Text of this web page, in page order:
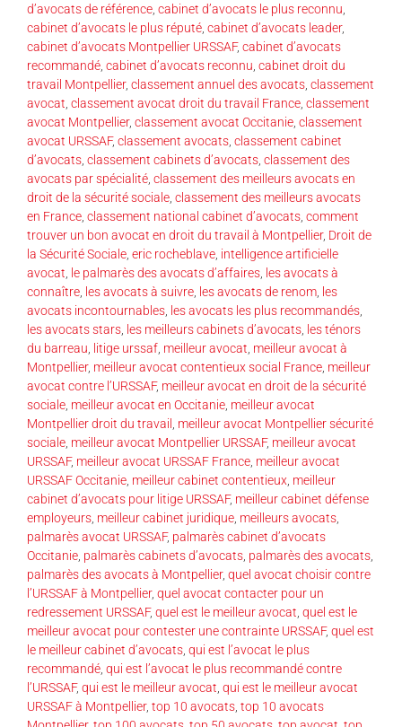
d’avocats de référence cabinet d’avocats le plus reconnu
cabinet d’avocats le plus réputé cabinet d’avocats leader,
cabinet d’avocats Montpellier URSSAF, cabinet d’avocats
recommandé cabinet d’avocats reconnu cabinet droit du
travail Montpellier, classement annuel des avocats classement
avocat classement avocat droit du travail France classement
avocat Montpellier, classement avocat Occitanie classement
avocat URSSAF, classement avocats classement cabinet
d’avocats classement cabinets d’avocats classement des
avocats par spécialité classement des meilleurs avocats en
droit de la sécurité sociale classement des meilleurs avocats
en France classement national cabinet d’avocats comment
trouver un bon avocat en droit du travail à Montpellier, Droit de
la Sécurité Sociale eric rocheblave intelligence artificielle
avocat le palmarès des avocats d’affaires les avocats à
connaître les avocats à suivre les avocats de renom les
avocats incontournables les avocats les plus recommandés
les avocats stars les meilleurs cabinets d’avocats les ténors
du barreau litige urssaf meilleur avocat meilleur avocat à
Montpellier, meilleur avocat contentieux social France meilleur
avocat contre l’URSSAF, meilleur avocat en droit de la sécurité
sociale meilleur avocat en Occitanie meilleur avocat
Montpellier droit du travail meilleur avocat Montpellier sécurité
sociale meilleur avocat Montpellier URSSAF, meilleur avocat
URSSAF, meilleur avocat URSSAF France meilleur avocat
URSSAF Occitanie meilleur cabinet contentieux meilleur
cabinet d’avocats pour litige URSSAF, meilleur cabinet défense
employeurs meilleur cabinet juridique meilleurs avocats
palmarès avocat URSSAF, palmarès cabinet d’avocats
Occitanie palmarès cabinets d’avocats palmarès des avocats
palmarès des avocats à Montpellier, quel avocat choisir contre
l’URSSAF à Montpellier, quel avocat contacter pour un
redressement URSSAF, quel est le meilleur avocat quel est le
meilleur avocat pour contester une contrainte URSSAF, quel est
le meilleur cabinet d’avocats qui est l’avocat le plus
recommandé qui est l’avocat le plus recommandé contre
l’URSSAF, qui est le meilleur avocat qui est le meilleur avocat
URSSAF à Montpellier, top 10 avocats top 10 avocats